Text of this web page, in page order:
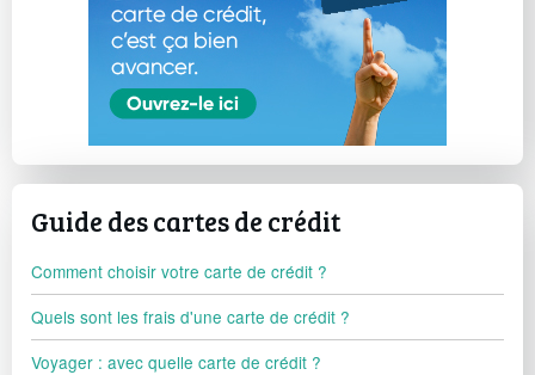
Guide des cartes de crédit
Comment choisir votre carte de crédit ?
Quels sont les frais d'une carte de crédit ?
Voyager : avec quelle carte de crédit ?